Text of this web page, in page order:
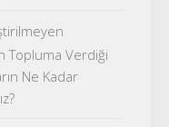
Topluma Verdiği
Ne Kadar